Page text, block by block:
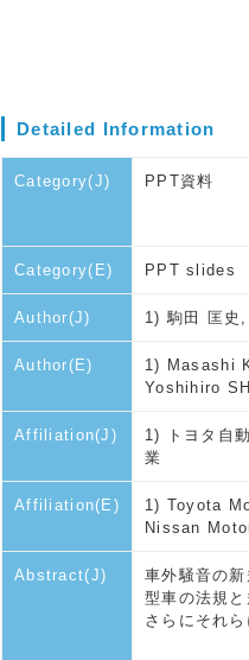
Detailed Information
Category(J) PPT資料
Category(E) PPT slides
Author(J) 1) 駒田 匡史
Author(E)
1) Masashi
Yoshihiro
Affiliation(J)
1) トヨタ自
業
Affiliation(E)
1) Toyota
Nissan
Abstract(J)
車外騒音の
型車の法規
さらにそれ